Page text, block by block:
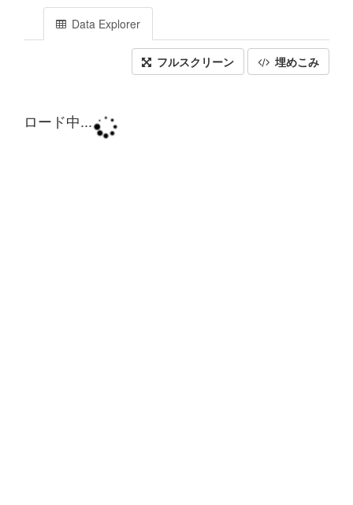
Data Explorer
フルスクリーン 埋めこみ